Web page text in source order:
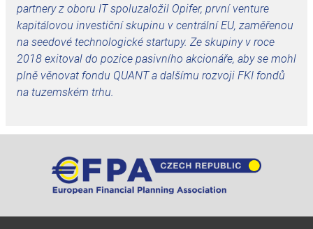
partnery z oboru IT spoluzaložil Opifer, první venture
kapitálovou investiční skupinu v centrální EU, zaměřenou
na seedové technologické startupy. Ze skupiny v roce
2018 exitoval do pozice pasivního akcionáře, aby se mohl
plně věnovat fondu QUANT a dalšímu rozvoji FKI fondů
na tuzemském trhu.